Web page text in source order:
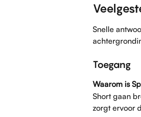
Snelle
Toegang
Waarom is
Short gaan
zorgt ervoor